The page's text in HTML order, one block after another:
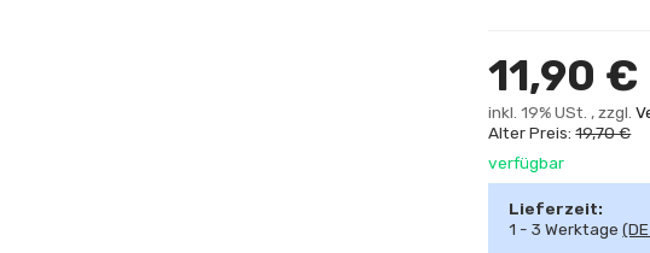
11,90 €
inkl. 19% USt. , zzgl.
Alter Preis:19,70 €
verfügbar
Lieferzeit:
1 - 3 Werktage